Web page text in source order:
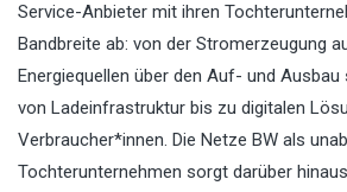
Service-Anbieter mit ihren
Bandbreite ab: von der Stromerzeugung
Energiequellen über den Auf- und
von Ladeinfrastruktur bis zu digitalen
Verbraucher*innen. Die Netze BW als
Tochterunternehmen sorgt darüber